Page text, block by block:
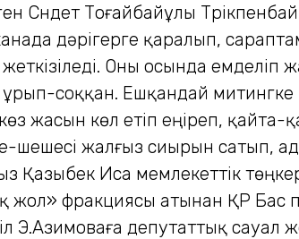
Сүндет Тоғайбайұлы
дәрігерге қаралып,
Оны осында емделіп
соққан. Ешқандай
жасын көл етіп еңіреп,
шешесі жалғыз сиырын сатып,
Иса мемлекеттік
жол» фракциясы атынан ҚР
Э.Азимоваға депутаттық